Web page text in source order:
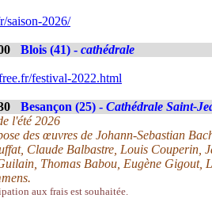
saison-2026/
Blois (41) - cathédrale
festival-2022.html
Besançon (25) - Cathédrale Saint-
l'été 2026
des œuvres de Johann-Sebastian
Claude Balbastre, Louis Couperin,
Thomas Babou, Eugène Gigout,
aux frais est souhaitée.